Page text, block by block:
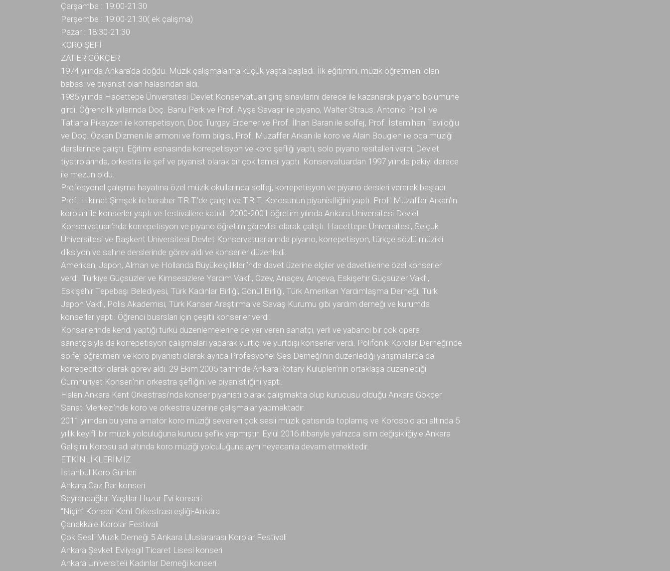
Çarşamba : 19:00-21:30
Perşembe : 19:00-21:30( ek çalışma)
Pazar : 18:30-21:30
KORO ŞEFİ
ZAFER GÖKÇER
1974 yılında Ankara’da doğdu. Müzik çalışmalarına küçük yaşta başladı. İlk eğitimini, müzik öğretmeni olan
babası ve piyanist olan halasından aldı.
1985 yılında Hacettepe Üniversitesi Devlet Konservatuarı giriş sınavlarını derece ile kazanarak piyano bölümüne
girdi. Öğrencilik yıllarında Doç. Banu Perk ve Prof. Ayşe Savaşır ile piyano, Walter Straus, Antonio Pirolli ve
Tatiana Pikayzen ile korrepetisyon, Doç.Turgay Erdener ve Prof. İlhan Baran ile solfej, Prof. İstemihan Taviloğlu
ve Doç. Özkan Dizmen ile armoni ve form bilgisi, Prof. Muzaffer Arkan ile koro ve Alain Bouglen ile oda müziği
derslerinde çalıştı. Eğitimi esnasında korrepetisyon ve koro şefliği yaptı, solo piyano resitalleri verdi, Devlet
tiyatrolarında, orkestra ile şef ve piyanist olarak bir çok temsil yaptı. Konservatuardan 1997 yılında pekiyi derece
ile mezun oldu.
Profesyonel çalışma hayatına özel müzik okullarında solfej, korrepetisyon ve piyano dersleri vererek başladı.
Prof. Hikmet Şimşek ile beraber T.R.T.’de çalıştı ve T.R.T. Korosunun piyanistliğini yaptı. Prof. Muzaffer Arkan’ın
koroları ile konserler yaptı ve festivallere katıldı. 2000-2001 öğretim yılında Ankara Üniversitesi Devlet
Konservatuarı’nda korrepetisyon ve piyano öğretim görevlisi olarak çalıştı. Hacettepe Üniversitesi, Selçuk
Üniversitesi ve Başkent Üniversitesi Devlet Konservatuarlarında piyano, korrepetisyon, türkçe sözlü müzikli
diksiyon ve sahne derslerinde görev aldı ve konserler düzenledi.
Amerikan, Japon, Alman ve Hollanda Büyükelçilikleri’nde davet üzerine elçiler ve davetlilerine özel konserler
verdi. Türkiye Güçsüzler ve Kimsesizlere Yardım Vakfı, Özev, Anaçev, Ançeva, Eskişehir Güçsüzler Vakfı,
Eskişehir Tepebaşı Belediyesi, Türk Kadınlar Birliği, Gönül Birliği, Türk Amerikan Yardımlaşma Derneği, Türk
Japon Vakfı, Polis Akademisi, Türk Kanser Araştırma ve Savaş Kurumu gibi yardım derneği ve kurumda
konserler yaptı. Öğrenci busrsları için çeşitli konserler verdi.
Konserlerinde kendi yaptığı türkü düzenlemelerine de yer veren sanatçı, yerli ve yabancı bir çok opera
sanatçısıyla da korrepetisyon çalışmaları yaparak yurtiçi ve yurtdışı konserler verdi. Polifonik Korolar Derneği’nde
solfej öğretmeni ve koro piyanisti olarak ayrıca Profesyonel Ses Derneği’nin düzenlediği yarışmalarda da
korrepeditör olarak görev aldı. 29 Ekim 2005 tarihinde Ankara Rotary Kulüpleri’nin ortaklaşa düzenlediği
Cumhuriyet Konseri’nin orkestra şefliğini ve piyanistliğini yaptı.
Halen Ankara Kent Orkestrası’nda konser piyanisti olarak çalışmakta olup kurucusu olduğu Ankara Gökçer
Sanat Merkezi’nde koro ve orkestra üzerine çalışmalar yapmaktadır.
2011 yılından bu yana amatör koro müziği severleri çok sesli müzik çatısında toplamış ve Korosolo adı altında 5
yıllık keyifli bir müzik yolculuğuna kurucu şeflik yapmıştır. Eylül 2016 itibariyle yalnızca isim değişikliğiyle Ankara
Gelişim Korosu adı altında koro müziği yolculuğuna aynı heyecanla devam etmektedir.
ETKİNLİKLERİMİZ
İstanbul Koro Günleri
Ankara Caz Bar konseri
Seyranbağları Yaşlılar Huzur Evi konseri
“Niçin” Konseri Kent Orkestrası eşliği-Ankara
Çanakkale Korolar Festivali
Çok Sesli Müzik Derneği 5.Ankara Uluslararası Korolar Festivali
Ankara Şevket Evliyagil Ticaret Lisesi konseri
Ankara Üniversiteli Kadınlar Derneği konseri